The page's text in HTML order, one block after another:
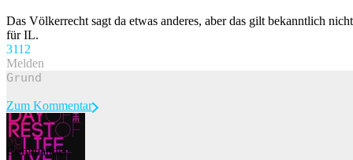
Das Völkerrecht sagt da etwas anderes, aber das gilt bekanntlich nicht
für IL.
3112
Melden
Zum Kommentar
Commander